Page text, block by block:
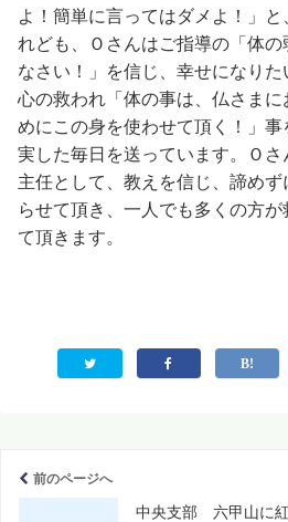
よ！簡単に言ってはダメよ！」
れども、Ｏさんはご指導の「体
なさい！」を信じ、幸せになり
心の救われ「体の事は、仏さま
めにこの身を使わせて頂く！」
実した毎日を送っています。Ｏ
主任として、教えを信じ、諦め
らせて頂き、一人でも多くの方
て頂きます。
前のページへ
中央支部 六甲山に